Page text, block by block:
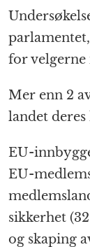
b
o
o
n
g
e
for velgerne
Mer enn 2
landet
EU-
EU-
sikkerhet
og skaping